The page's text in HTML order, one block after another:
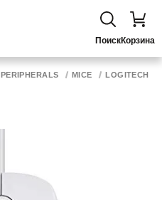
ПоискКорзина
PERIPHERALS MICE LOGITECH